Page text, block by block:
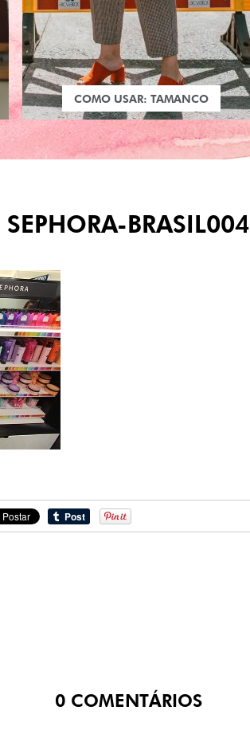
COMO USAR: TAMANCO
SEPHORA-BRASIL004
0COMENTÁRIOS